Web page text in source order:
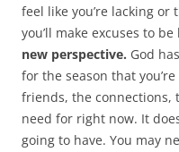
feel like you’re lacking
you’ll make excuses to
new perspective. God
for the season that
friends, the connections,
need for right now. It
going to have. You may